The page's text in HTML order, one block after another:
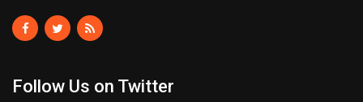
Follow Us on Twitter